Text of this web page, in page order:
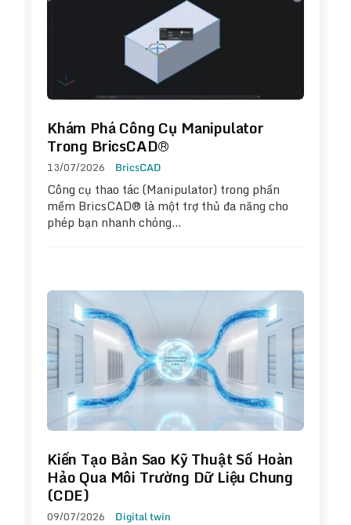
Khám Phá Công Cụ Manipulator
Trong BricsCAD®
13/07/2026 BricsCAD
Công cụ thao tác (Manipulator) trong phần
mềm BricsCAD® là một trợ thủ đa năng cho
phép bạn nhanh chóng…
Kiến Tạo Bản Sao Kỹ Thuật Số Hoàn
Hảo Qua Môi Trường Dữ Liệu Chung
(CDE)
09/07/2026 Digital twin